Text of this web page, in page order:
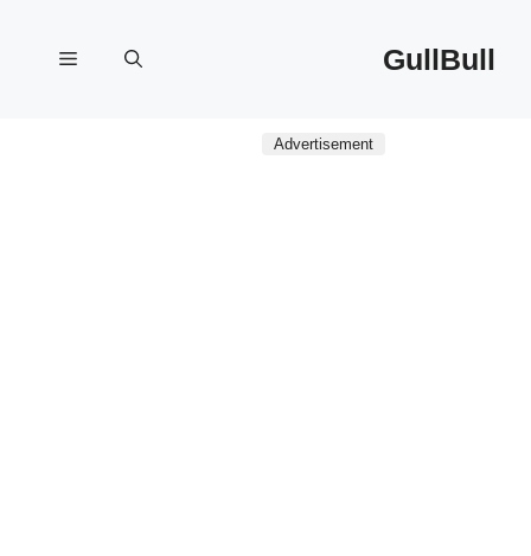
المحتوىGullBull القائمة
Advertisement